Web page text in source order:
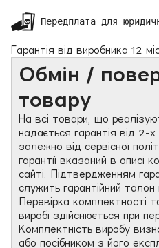
Передплата для
Гарантія від виробника 12
Обмін /
товару
На всі товари, що
надається гарантія від 2-х
залежно від сервісної
гарантії вказаний в описі
сайті. Підтвердженням
служить гарантійний талон
Перевірка комплектності
виробі здійснюється при
Комплектність виробу
або посібником з його